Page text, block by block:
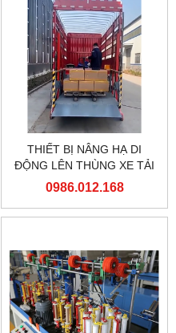
THIẾT BỊ NÂNG HẠ DI
ĐỘNG LÊN THÙNG XE TẢI
0986.012.168